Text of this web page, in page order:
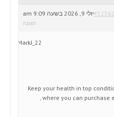
יולי 9, 2026 בשעה 9:09 am#52562
תגובה
MarkJ_22
Keep your health in top
, where you can